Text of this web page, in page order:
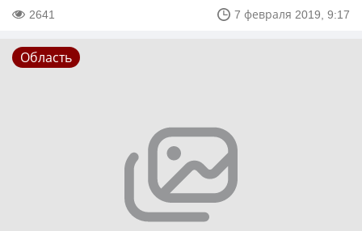
2641 7 февраля 2019, 9:17
Область